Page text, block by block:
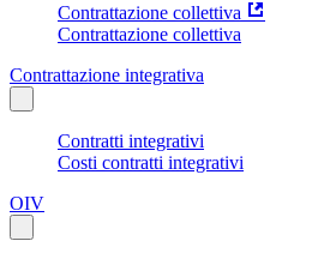
Contrattazione collettiva
Contrattazione collettiva
Contrattazione integrativa
Contratti integrativi
Costi contratti integrativi
OIV